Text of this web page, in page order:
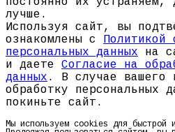
лучше.
Используя сайт, вы
ознакомлены с Политикой
персональных данных на
и даете Согласие на
данных . В случае вашего
обработку персональных
покиньте сайт.
Мы используем cookies для быстрой